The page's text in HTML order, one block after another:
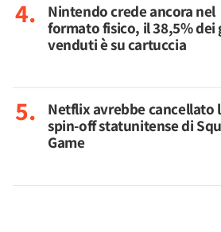
Nintendo crede ancora nel
formato fisico, il 38,5% dei
venduti è su cartuccia
Netflix avrebbe cancellato
spin-off statunitense di
Game